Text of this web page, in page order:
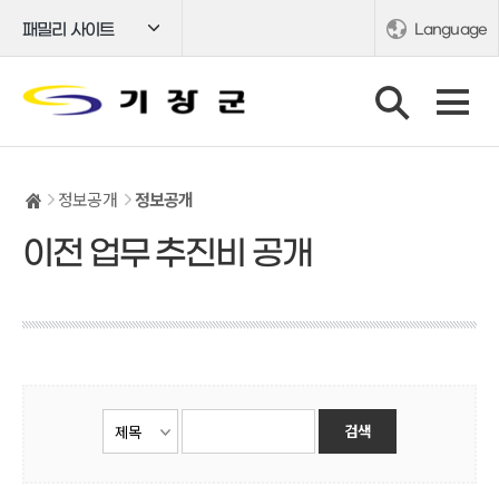
패밀리 사이트 Language
정보공개 정보공개
이전 업무 추진비 공개